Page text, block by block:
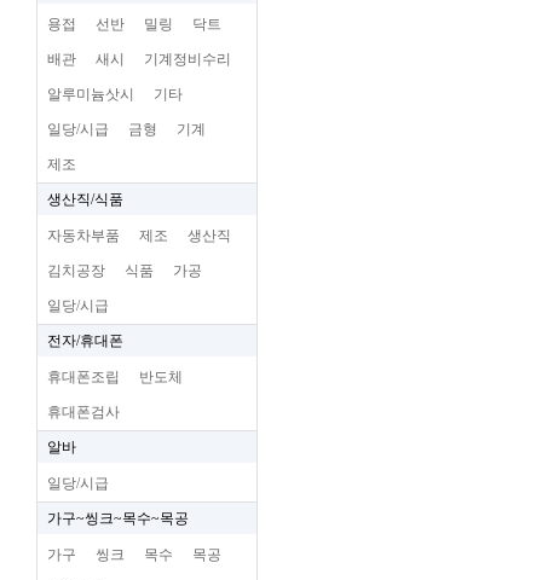
용접 선반 밀링 닥트
배관 새시 기계정비수리
알루미늄삿시 기타
일당/시급 금형 기계
제조
생산직/식품
자동차부품 제조 생산직
김치공장 식품 가공
일당/시급
전자/휴대폰
휴대폰조립 반도체
휴대폰검사
알바
일당/시급
가구~씽크~목수~목공
가구 씽크 목수 목공